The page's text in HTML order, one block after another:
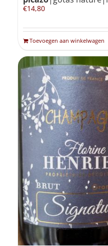
€14,80
Toevoegen aan winkelwagen